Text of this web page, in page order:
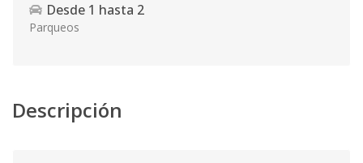
Desde 1 hasta 2
Parqueos
Descripción